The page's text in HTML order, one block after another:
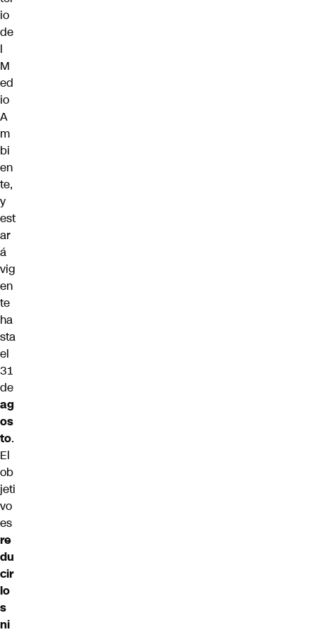
io
de
l
M
ed
io
A
m
bi
en
te,
y
est
ar
á
vig
en
te
ha
sta
el
31
de
ag
os
to.
El
ob
jeti
vo
es
re
du
cir
lo
s
ni